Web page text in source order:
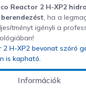
Információk
Reactor 2 H-XP2
, ha a
igényli a
2 H-XP2 bevonat szóró
is kapható.